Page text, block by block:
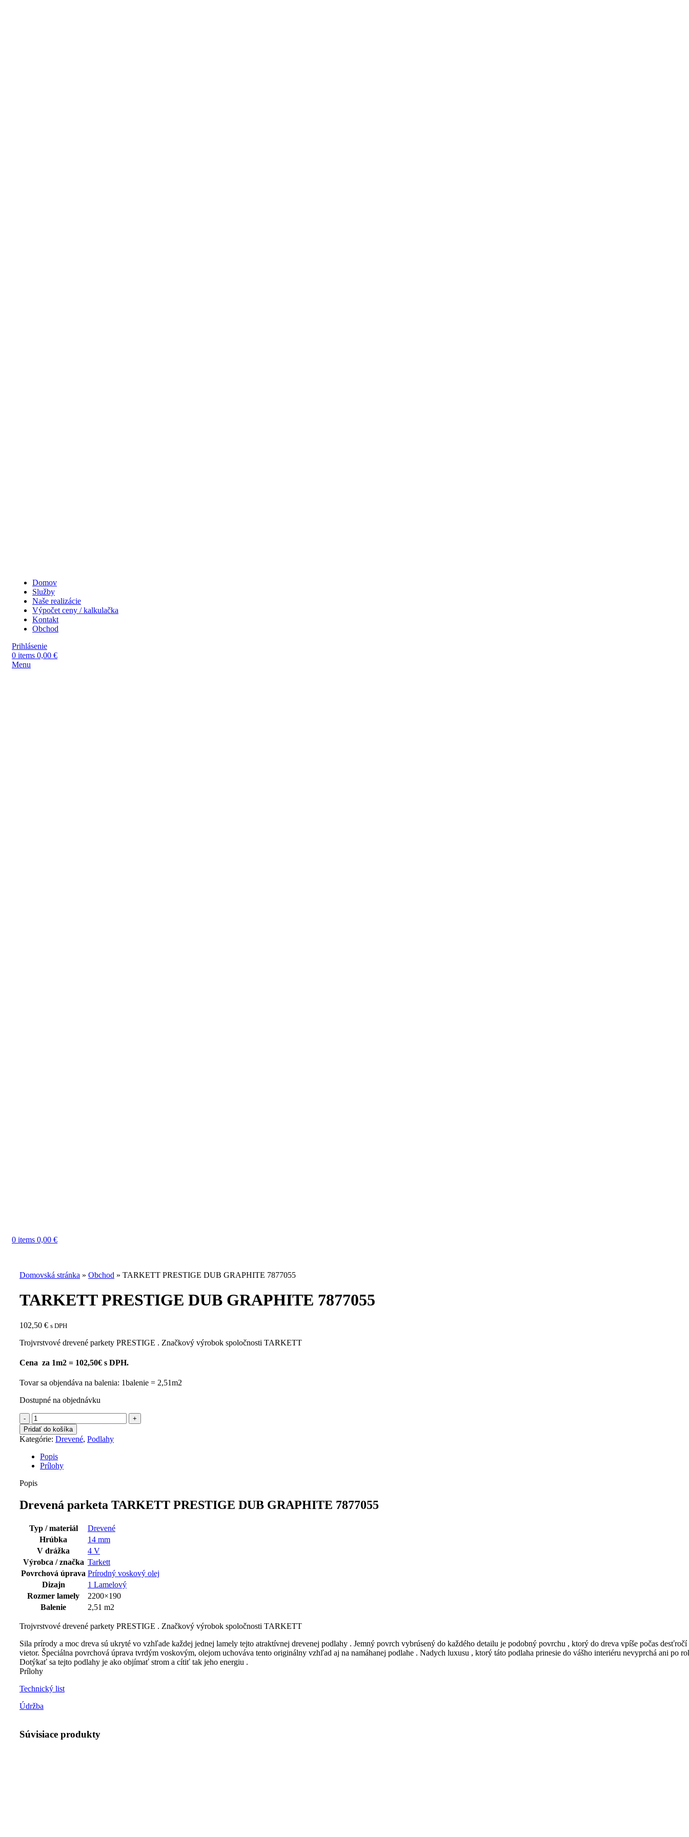
Domov
Služby
Naše realizácie
Výpočet ceny / kalkulačka
Kontakt
Obchod
Prihlásenie
0 items 0,00 €
Menu
0 items 0,00 €
Domovská stránka » Obchod » TARKETT PRESTIGE DUB GRAPHITE 7877055
TARKETT PRESTIGE DUB GRAPHITE 7877055
102,50 € s DPH
Trojvrstvové drevené parkety PRESTIGE . Značkový výrobok spoločnosti TARKETT
Cena za 1m2 = 102,50€ s DPH.
Tovar sa objendáva na balenia: 1balenie = 2,51m2
Dostupné na objednávku
množstvo
TARKETT
PRESTIGE
DUB
GRAPHITE
7877055
Pridať do košíka
Kategórie: Drevené, Podlahy
Popis
Prílohy
Popis
Drevená parketa TARKETT PRESTIGE DUB GRAPHITE 7877055
Typ / materiál
Drevené
Hrúbka
14 mm
V drážka
4 V
Výrobca / značka Tarkett
Povrchová úprava Prírodný voskový olej
Dizajn
1 Lamelový
Rozmer lamely
2200×190
Balenie
2,51 m2
Trojvrstvové drevené parkety PRESTIGE . Značkový výrobok spoločnosti TARKETT
Sila prírody a moc dreva sú ukryté vo vzhľade každej jednej lamely tejto atraktívnej drevenej podlahy . Jemný povrch vybrúsený do každého detailu je podobný povrchu , ktorý do dreva vpíše počas desťročí
vietor. Špeciálna povrchová úprava tvrdým voskovým, olejom uchováva tento originálny vzhľad aj na namáhanej podlahe . Nadych luxusu , ktorý táto podlaha prinesie do vášho interiéru nevyprchá ani po
Dotýkať sa tejto podlahy je ako objímať strom a cítiť tak jeho energiu .
Prílohy
Technický list
Údržba
Súvisiace produkty